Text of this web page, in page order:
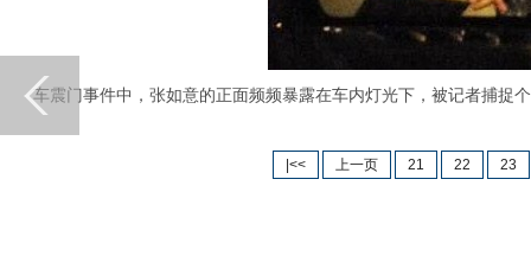
车震门事件中，张如意的正面频频暴露在车内灯光下，被记者捕捉
|<< 上一页 21 22 23